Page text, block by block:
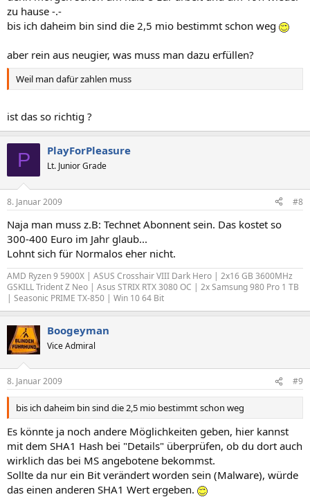
zu hause -.-
bis ich daheim bin sind die 2,5 mio bestimmt schon weg
aber rein aus neugier, was muss man dazu erfüllen?
Weil man dafür zahlen muss
ist das so richtig ?
P PlayForPleasure
Lt. Junior Grade
8. Januar 2009 #8
Naja man muss z.B: Technet Abonnent sein. Das kostet so
300-400 Euro im Jahr glaub...
Lohnt sich für Normalos eher nicht.
AMD Ryzen 9 5900X | ASUS Crosshair VIII Dark Hero | 2x16 GB 3600MHz
GSKILL Trident Z Neo | Asus STRIX RTX 3080 OC | 2x Samsung 980 Pro 1 TB
| Seasonic PRIME TX-850 | Win 10 64 Bit
Boogeyman
Vice Admiral
8. Januar 2009 #9
bis ich daheim bin sind die 2,5 mio bestimmt schon weg
Es könnte ja noch andere Möglichkeiten geben, hier kannst
mit dem SHA1 Hash bei "Details" überprüfen, ob du dort auch
wirklich das bei MS angebotene bekommst.
Sollte da nur ein Bit verändert worden sein (Malware), würde
das einen anderen SHA1 Wert ergeben.